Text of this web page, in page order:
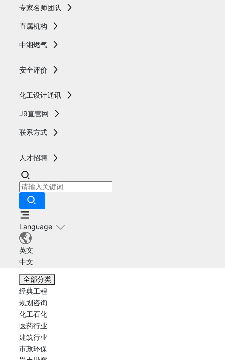
专家名师团队
直属机构
中湘燃气
安全评价
化工设计通讯
J9直营网
联系方式
人才招聘
Language
英文
中文
全部分类
经典工程
规划咨询
化工石化
医药行业
建筑行业
市政环保